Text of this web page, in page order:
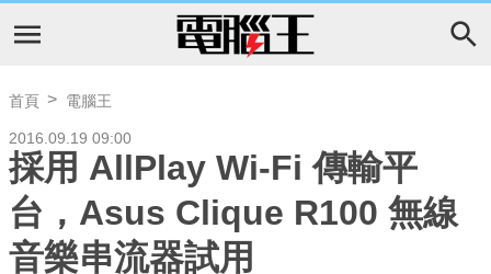
首頁 電腦王
2016.09.19 09:00
採用 AllPlay Wi-Fi 傳輸平
台，Asus Clique R100 無線
音樂串流器試用